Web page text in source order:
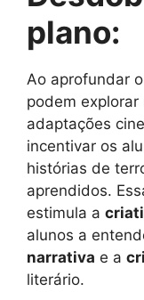
plano:
Ao aprofundar
podem
adaptações
incentivar os
histórias de
aprendidos.
estimula a
alunos a
narrativa e a
literário.